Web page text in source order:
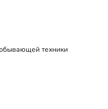
техники